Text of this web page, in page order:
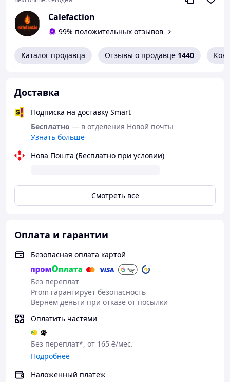
Благодаря прочному основанию и стеклу, этот графин
легко хранить. Обратите внимание, что этот графин не
подходит для кипятка, использования в посудомоечной
соблюдайте эти рекомендации для сохранения его
бассейнов, ночных клубов и станет прекрасным
подарком на день рождения и другие особые случаи.
Calefaction
99% положительных отзывов
Каталог продавца Отзывы о продавце 1440
Доставка
Подписка на доставку Smart
Бесплатно — в отделения Новой почты
Узнать больше
Нова Пошта (Бесплатно при условии)
Смотреть всё
Оплата и гарантии
Безопасная оплата картой
Без переплат
Prom гарантирует безопасность
Вернем деньги при отказе от посылки
Оплатить частями
Без переплат*, от 165 ₴/мес.
Подробнее
Наложенный платеж